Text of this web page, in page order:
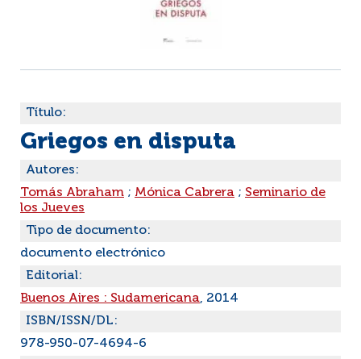
Título:
Griegos en disputa
Autores:
Tomás Abraham ; Mónica Cabrera ; Seminario de
los Jueves
Tipo de documento:
documento electrónico
Editorial:
Buenos Aires : Sudamericana, 2014
ISBN/ISSN/DL:
978-950-07-4694-6